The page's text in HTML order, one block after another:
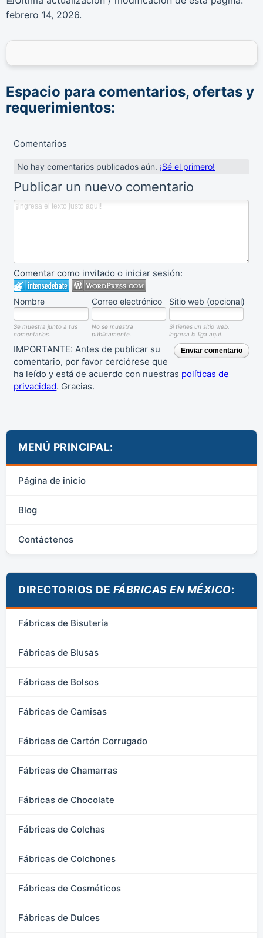
febrero 14, 2026.
Espacio para comentarios, ofertas y
requerimientos:
Comentarios
No hay comentarios publicados aún. ¡Sé el primero!
Publicar un nuevo comentario
Comentar como invitado o iniciar sesión:
Nombre Correo electrónico Sitio web (opcional)
Se muestra junto a tus
comentarios.
No se muestra
públicamente.
Si tienes un sitio web,
ingresa la liga aquí.
Enviar comentario
IMPORTANTE: Antes de publicar su
comentario, por favor cerciórese que
ha leído y está de acuerdo con nuestras políticas de
privacidad. Gracias.
MENÚ PRINCIPAL:
Página de inicio
Blog
Contáctenos
DIRECTORIOS DE FÁBRICAS EN MÉXICO:
Fábricas de Bisutería
Fábricas de Blusas
Fábricas de Bolsos
Fábricas de Camisas
Fábricas de Cartón Corrugado
Fábricas de Chamarras
Fábricas de Chocolate
Fábricas de Colchas
Fábricas de Colchones
Fábricas de Cosméticos
Fábricas de Dulces